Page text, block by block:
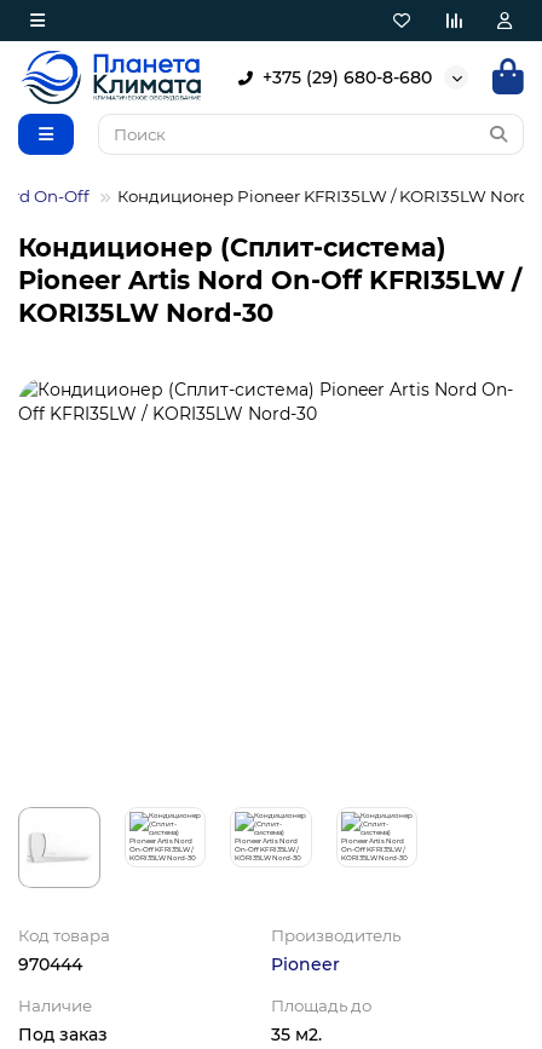
+375 (29) 680-8-680
On-Off Кондиционер Pioneer KFRI35LW / KORI35LW Nord-
Кондиционер (Сплит-система)
Pioneer Artis Nord On-Off KFRI35LW /
KORI35LW Nord-30
Код товара
970444
Производитель
Pioneer
Наличие
Под заказ
Площадь до
35 м2.